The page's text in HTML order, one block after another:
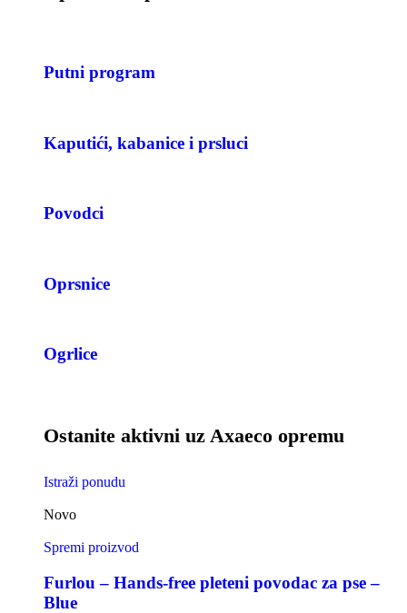
Putni program
Kaputići, kabanice i prsluci
Povodci
Oprsnice
Ogrlice
Ostanite aktivni uz Axaeco opremu
Istraži ponudu
Novo
Spremi proizvod
Furlou – Hands-free pleteni povodac za pse –
Blue